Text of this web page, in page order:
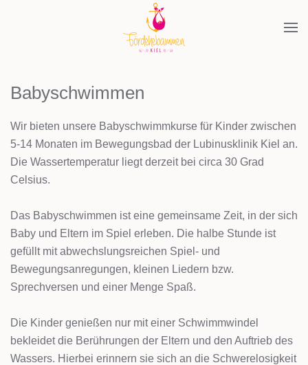
Babyschwimmen
Wir bieten unsere Babyschwimmkurse für Kinder zwischen
5-14 Monaten im Bewegungsbad der Lubinusklinik Kiel an.
Die Wassertemperatur liegt derzeit bei circa 30 Grad
Celsius.
Das Babyschwimmen ist eine gemeinsame Zeit, in der sich
Baby und Eltern im Spiel erleben. Die halbe Stunde ist
gefüllt mit abwechslungsreichen Spiel- und
Bewegungsanregungen, kleinen Liedern bzw.
Sprechversen und einer Menge Spaß.
Die Kinder genießen nur mit einer Schwimmwindel
bekleidet die Berührungen der Eltern und den Auftrieb des
Wassers. Hierbei erinnern sie sich an die Schwerelosigkeit